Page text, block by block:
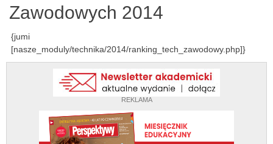
REKLAMA
Zawodowych 2014
{jumi
[nasze_moduly/technika/2014/ranking_tech_zawodowy.php]}